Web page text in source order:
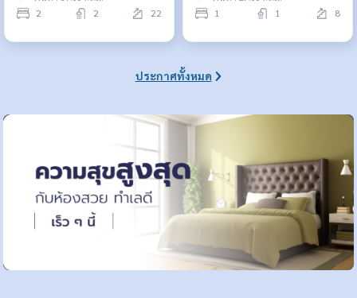
2 2 22 1 1 8
ประกาศทั้งหมด